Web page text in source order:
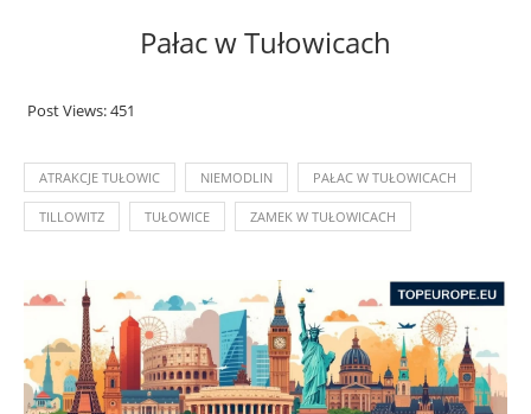
Pałac w Tułowicach
Post Views:451
ATRAKCJE TUŁOWIC NIEMODLIN PAŁAC W TUŁOWICACH
TILLOWITZ TUŁOWICE ZAMEK W TUŁOWICACH